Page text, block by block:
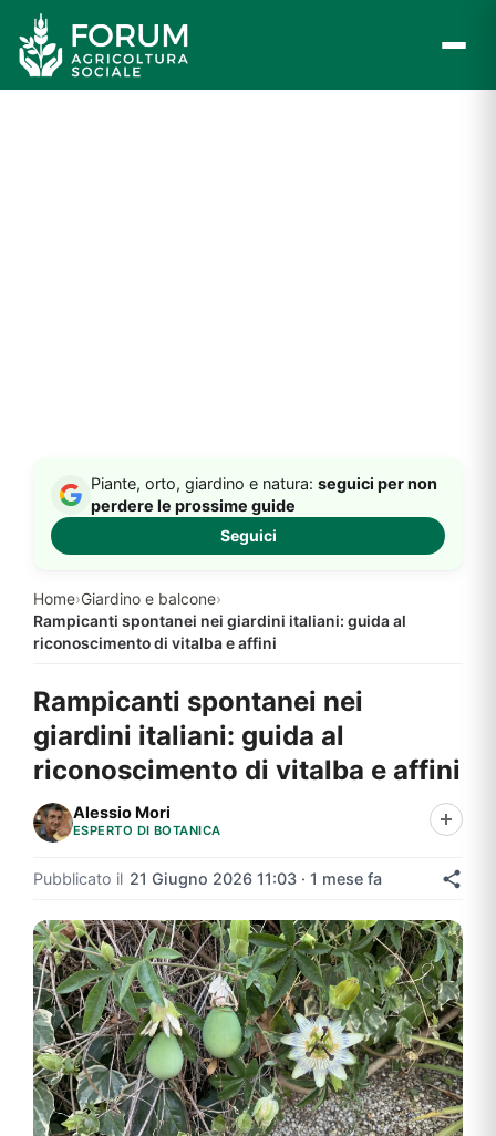
contenuto
Home›Giardino e balcone›
Rampicanti spontanei nei giardini italiani: guida al
riconoscimento di vitalba e affini
Piante, orto, giardino e natura: seguici per non
perdere le prossime guide
Seguici
Rampicanti spontanei nei
giardini italiani: guida al
riconoscimento di vitalba e affini
Alessio Mori
ESPERTO DI BOTANICA
Pubblicato il 21 Giugno 2026 11:03 · 1 mese fa